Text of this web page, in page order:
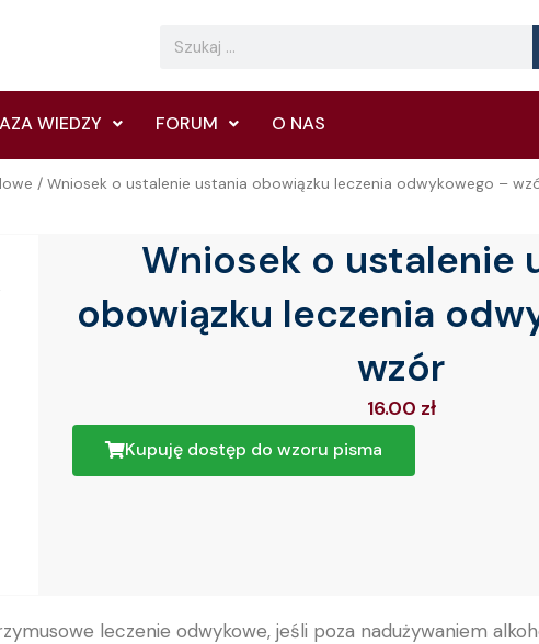
Search
WIEDZY FORUM O NAS
/ Wniosek o ustalenie ustania obowiązku leczenia odwykowego –
Wniosek o ustalenie
obowiązku leczenia
wzór
16.00 zł
Kupuję dostęp do wzoru pisma
leczenie odwykowe, jeśli poza nadużywaniem